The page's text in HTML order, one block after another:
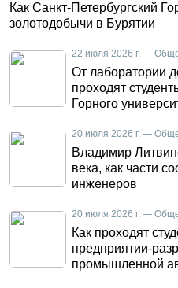
Как Санкт-Петербургский
золотодобычи в Бурятии
22 июля 2026 г. —
От лаборатории
проходят
Горного
20 июля 2026 г. —
Владимир
века, как части
инженеров
20 июля 2026 г. —
Как проходят
предприятии-
промышленной